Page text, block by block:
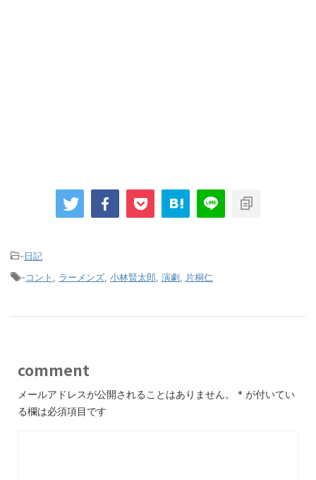
-日記
-コント ラーメンズ 小林賢太郎 演劇 片桐仁
comment
メールアドレスが公開されることはありません。 * が付いてい
る欄は必須項目です